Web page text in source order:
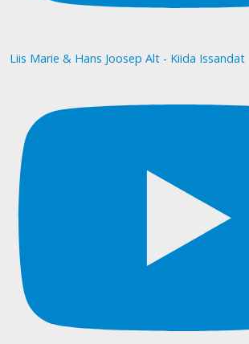
Liis Marie & Hans Joosep Alt - Kiida Issandat